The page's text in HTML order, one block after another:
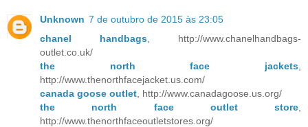
Unknown 7 de outubro de 2015 às 23:05
chanel handbags, http://www.chanelhandbags-
outlet.co.uk/
the north face jackets,
http://www.thenorthfacejacket.us.com/
canada goose outlet, http://www.canadagoose.us.org/
the north face outlet store,
http://www.thenorthfaceoutletstores.org/